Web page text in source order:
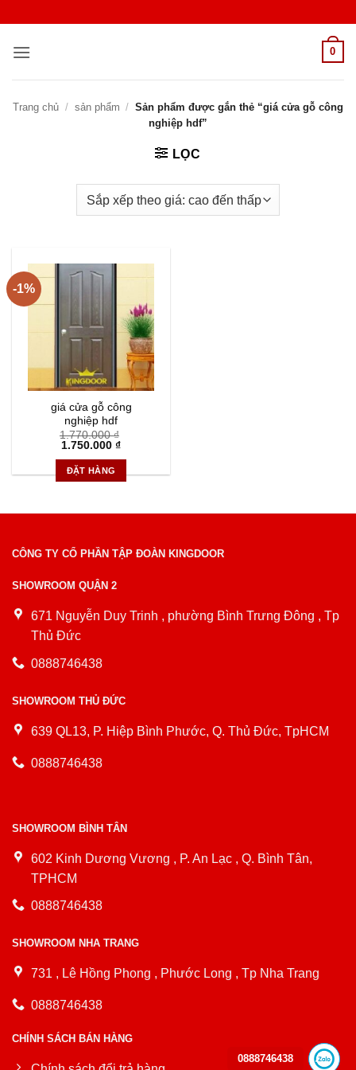
nội
0
Trang chủ / sản phẩm / Sản phẩm được gắn thẻ “giá cửa gỗ công
nghiệp hdf”
LỌC
-1%
giá cửa gỗ công
nghiệp hdf
1.770.000₫
Giá
là:
1.770.000 ₫.
1.750.000 ₫Giá
là:
ĐẶT HÀNG
CÔNG TY CỔ PHẦN TẬP ĐOÀN KINGDOOR
SHOWROOM QUẬN 2
671 Nguyễn Duy Trinh , phường Bình Trưng Đông , Tp
Thủ Đức
0888746438
SHOWROOM THỦ ĐỨC
639 QL13, P. Hiệp Bình Phước, Q. Thủ Đức, TpHCM
0888746438
SHOWROOM BÌNH TÂN
602 Kinh Dương Vương , P. An Lạc , Q. Bình Tân,
TPHCM
0888746438
SHOWROOM NHA TRANG
731 , Lê Hồng Phong , Phước Long , Tp Nha Trang
0888746438
CHÍNH SÁCH BÁN HÀNG
0888746438